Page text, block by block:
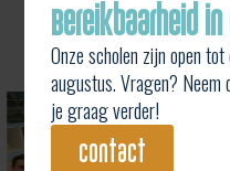
Bereikbaarheid
Onze scholen zijn open
augustus. Vragen? Neem
je graag verder!
contact